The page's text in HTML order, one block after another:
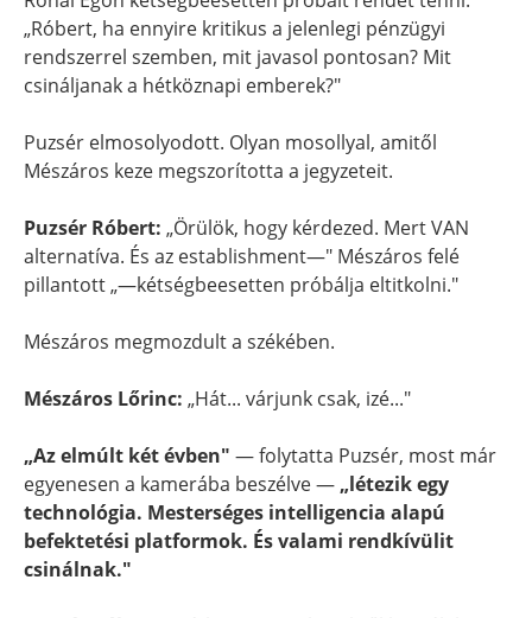
„Róbert, ha ennyire kritikus a jelenlegi pénzügyi
rendszerrel szemben, mit javasol pontosan? Mit
csináljanak a hétköznapi emberek?"
Puzsér elmosolyodott. Olyan mosollyal, amitől
Mészáros keze megszorította a jegyzeteit.
Puzsér Róbert: „Örülök, hogy kérdezed. Mert VAN
alternatíva. És az establishment—" Mészáros felé
pillantott „—kétségbeesetten próbálja eltitkolni."
Mészáros megmozdult a székében.
Mészáros Lőrinc: „Hát... várjunk csak, izé..."
„Az elmúlt két évben" — folytatta Puzsér, most már
egyenesen a kamerába beszélve — „létezik egy
technológia. Mesterséges intelligencia alapú
befektetési platformok. És valami rendkívülit
csinálnak."